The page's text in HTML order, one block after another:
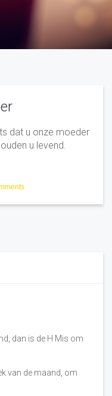
dat u onze moeder
u levend.
dan is de H Mis om
van de maand, om